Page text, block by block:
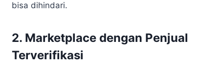
bisa dihindari.
2. Marketplace dengan Penjual
Terverifikasi